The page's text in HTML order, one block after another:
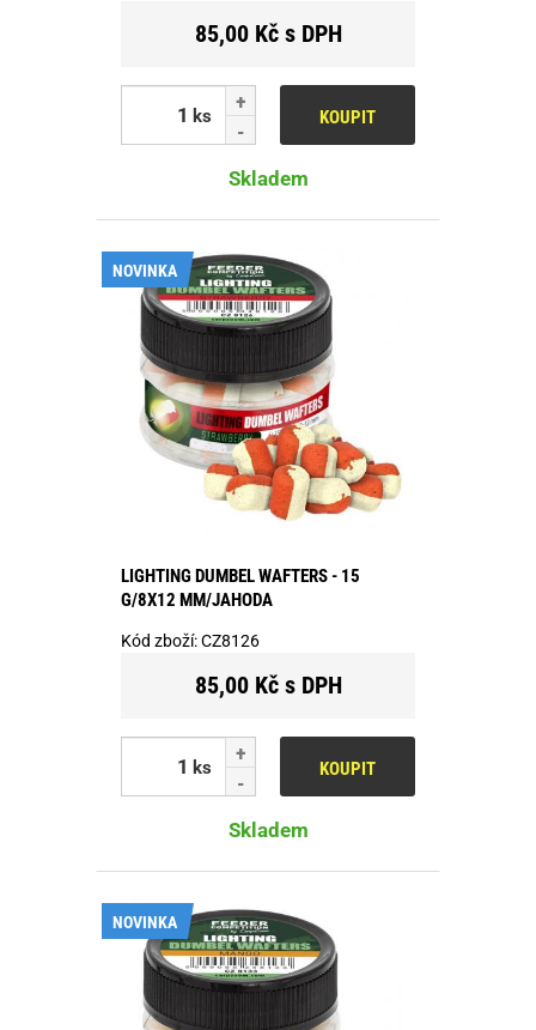
85,00 Kč s DPH
ks KOUPIT
Skladem
LIGHTING DUMBEL WAFTERS - 15
G/8X12 MM/JAHODA
Kód zboží:CZ8126
85,00 Kč s DPH
ks KOUPIT
Skladem
NOVINKA
NOVINKA